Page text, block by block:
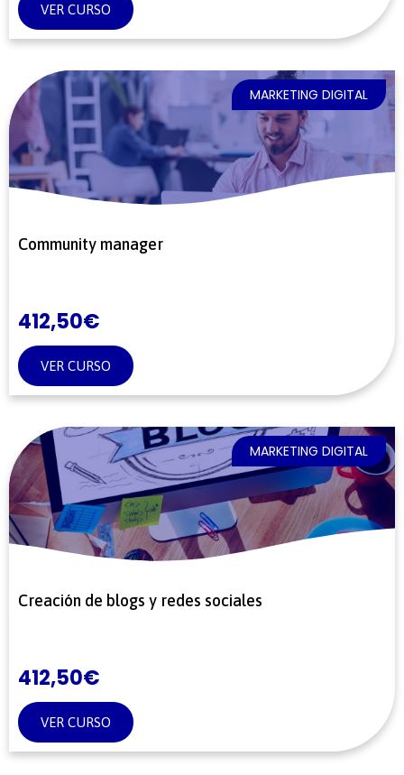
VER CURSO
MARKETING DIGITAL
Community manager
412,50€
VER CURSO
MARKETING DIGITAL
Creación de blogs y redes sociales
412,50€
VER CURSO